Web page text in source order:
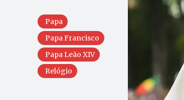
Papa
Papa Francisco
Papa Leão XIV
Relógio